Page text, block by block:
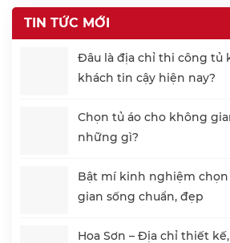
TIN TỨC MỚI
Đâu là địa chỉ thi công tủ
khách tin cậy hiện nay?
Chọn tủ áo cho không
những gì?
Bật mí kinh nghiệm
gian sống chuẩn, đẹp
Hoa Sơn – Địa chỉ thiết